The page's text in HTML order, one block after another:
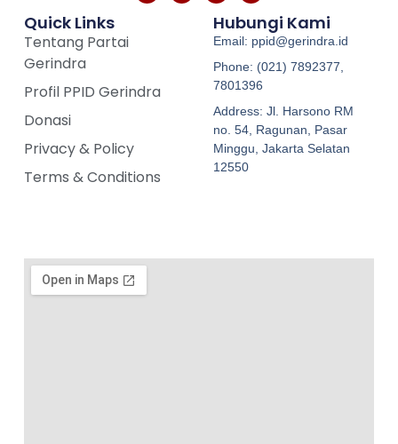
Quick Links
Tentang Partai
Gerindra
Profil PPID Gerindra
Donasi
Privacy & Policy
Terms & Conditions
Hubungi Kami
Email: ppid@gerindra.id
Phone: (021) 7892377,
7801396
Address: Jl. Harsono RM
no. 54, Ragunan, Pasar
Minggu, Jakarta Selatan
12550